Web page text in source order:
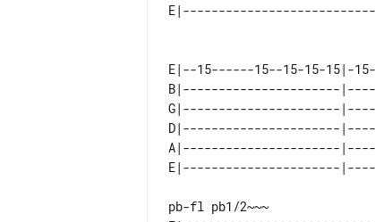
E|--15------15--15-15-15|-
B|----------------------
G|----------------------
D|----------------------
A|----------------------
pb-fl pb1/2~~~